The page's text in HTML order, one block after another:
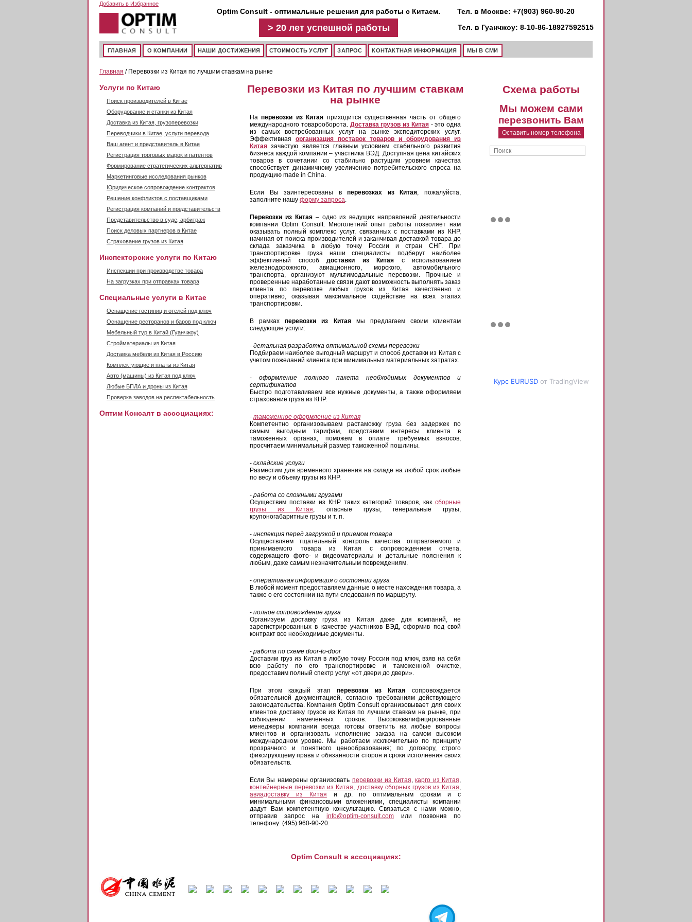
Перейти к основному содержаниюДобавить в Избранное
Optim Consult - оптимальные решения для работы с Китаем.
> 20 летуспешной работы
Тел. в Москве: +7(903) 960-90-20
Тел. в Гуанчжоу: 8-10-86-18927592515
ГЛАВНАЯ О КОМПАНИИ НАШИ ДОСТИЖЕНИЯ СТОИМОСТЬ УСЛУГ ЗАПРОС КОНТАКТНАЯ ИНФОРМАЦИЯ МЫ В СМИ
Главная / Перевозки из Китая по лучшим ставкам на рынке
Перевозки из Китая по лучшим ставкам
на рынке
Наперевозки из Китая приходится существенная часть от общего
международного товарооборота. Доставка грузов из Китая- это одна
из самых востребованных услуг на рынке экспедиторских услуг.
Эффективная организация поставок товаров и оборудования из
Китая зачастую является главным условием стабильного развития
бизнеса каждой компании – участника ВЭД. Доступная цена китайских
товаров в сочетании со стабильно растущим уровнем качества
способствует динамичному увеличению потребительского спроса на
продукцию made in China.
Если Вы заинтересованы вперевозках из Китая, пожалуйста,
заполните нашу форму запроса.
Перевозки из Китая– одно из ведущих направлений деятельности
компании Optim Consult. Многолетний опыт работы позволяет нам
оказывать полный комплекс услуг, связанных с поставками из КНР,
начиная от поиска производителей и заканчивая доставкой товара до
склада заказчика в любую точку России и стран СНГ. При
транспортировке груза наши специалисты подберут наиболее
эффективный способ доставки из Китая с использованием
железнодорожного, авиационного, морского, автомобильного
транспорта, организуют мультимодальные перевозки. Прочные и
проверенные наработанные связи дают возможность выполнять заказ
клиента по перевозке любых грузов из Китая качественно и
оперативно, оказывая максимальное содействие на всех этапах
транспортировки.
В рамкахперевозки из Китаямы предлагаем своим клиентам
следующие услуги:
- детальная разработка оптимальной схемы перевозки
Подбираем наиболее выгодный маршрут и способ доставки из Китая с
учетом пожеланий клиента при минимальных материальных затратах.
- оформление полного пакета необходимых документов и
сертификатов
Быстро подготавливаем все нужные документы, а также оформляем
страхование груза из КНР.
- таможенное оформление из Китая
Компетентно организовываем растаможку груза без задержек по
самым выгодным тарифам, представим интересы клиента в
таможенных органах, поможем в оплате требуемых взносов,
просчитаем минимальный размер таможенной пошлины.
- складские услуги
Разместим для временного хранения на складе на любой срок любые
по весу и объему грузы из КНР.
- работа со сложными грузами
Осуществим поставки из КНР таких категорий товаров, как сборные
грузы из Китая, опасные грузы, генеральные грузы,
крупоногабаритные грузы и т. п.
- инспекция перед загрузкой и приемом товара
Осуществляем тщательный контроль качества отправляемого и
принимаемого товара из Китая с сопровождением отчета,
содержащего фото- и видеоматериалы и детальные пояснения к
любым, даже самым незначительным повреждениям.
- оперативная информация о состоянии груза
В любой момент предоставляем данные о месте нахождения товара, а
также о его состоянии на пути следования по маршруту.
- полное сопровождение груза
Организуем доставку груза из Китая даже для компаний, не
зарегистрированных в качестве участников ВЭД, оформив под свой
контракт все необходимые документы.
- работа по схеме door-to-door
Доставим груз из Китая в любую точку России под ключ, взяв на себя
всю работу по его транспортировке и таможенной очистке,
предоставим полный спектр услуг «от двери до двери».
При этом каждый этапперевозки из Китая сопровождается
обязательной документацией, согласно требованиям действующего
законодательства. Компания Optim Consult организовывает для своих
клиентов доставку грузов из Китая по лучшим ставкам на рынке, при
соблюдении намеченных сроков. Высококвалифицированные
менеджеры компании всегда готовы ответить на любые вопросы
клиентов и организовать исполнение заказа на самом высоком
международном уровне. Мы работаем исключительно по принципу
прозрачного и понятного ценообразования; по договору, строго
фиксирующему права и обязанности сторон и сроки исполнения своих
обязательств.
Если Вы намерены организовать перевозки из Китая,карго из Китая,
контейнерные перевозки из Китая, доставку сборных грузов из Китая,
авиадоставку из Китая и др. по оптимальным срокам и с
минимальными финансовыми вложениями, специалисты компании
дадут Вам компетентную консультацию. Связаться с нами можно,
отправив запрос на info@optim-consult.com или позвонив по
телефону: (495) 960-90-20.
Услуги по Китаю
Поиск производителей в Китае
Оборудование и станки из Китая
Доставка из Китая, грузоперевозки
Переводчики в Китае, услуги перевода
Ваш агент и представитель в Китае
Регистрация торговых марок и патентов
Формирование стратегических альтернатив
Маркетинговые исследования рынков
Юридическое сопровождение контрактов
Решение конфликтов с поставщиками
Регистрация компаний и представительств
Представительство в суде, арбитраж
Поиск деловых партнеров в Китае
Страхование грузов из Китая
Инспекторские услуги по Китаю
Инспекции при производстве товара
На загрузках при отправках товара
Специальные услуги в Китае
Оснащение гостиниц и отелей под ключ
Оснащение ресторанов и баров под ключ
Мебельный тур в Китай (Гуанчжоу)
Стройматериалы из Китая
Доставка мебели из Китая в Россию
Комплектующие и платы из Китая
Авто (машины) из Китая под ключ
Любые БПЛА и дроны из Китая
Проверка заводов на респектабельность
Оптим Консалт в ассоциациях:
Схема работы
Мы можем сами
перезвонить Вам
Оставить номер телефона
Форма поиска
Поиск
Курс EURUSDот TradingView
Optim Consult в ассоциациях: